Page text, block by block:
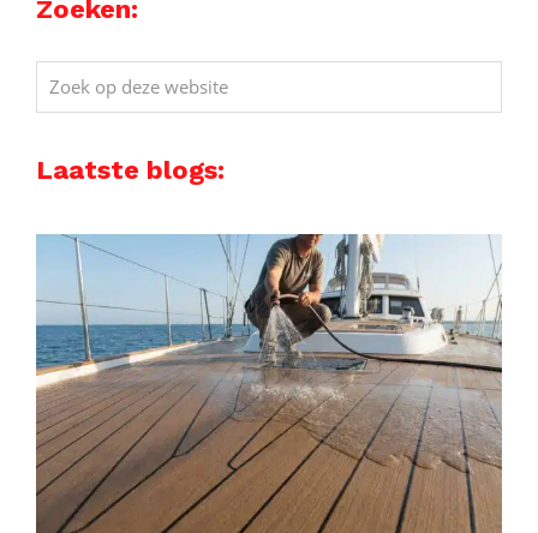
Zoeken:
Zoek
op
website
Laatste blogs: